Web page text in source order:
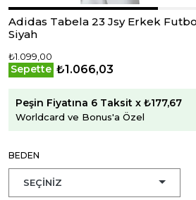
Adidas Tabela 23 Jsy Erkek
Siyah
₺1.099,00
Sepette ₺1.066,03
Peşin Fiyatına 6 Taksit x ₺177,67
Worldcard ve Bonus'a Özel
BEDEN